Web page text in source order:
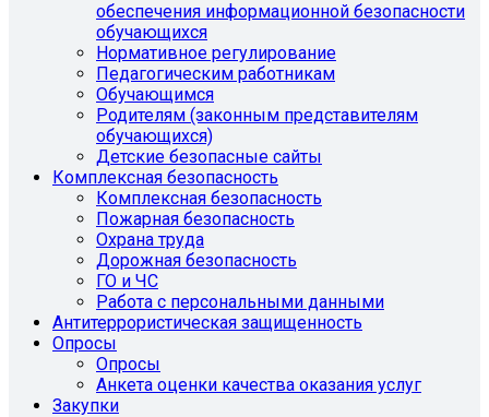
обеспечения информационной безопасности
обучающихся
Нормативное регулирование
Педагогическим работникам
Обучающимся
Родителям (законным представителям
обучающихся)
Детские безопасные сайты
Комплексная безопасность
Комплексная безопасность
Пожарная безопасность
Охрана труда
Дорожная безопасность
ГО и ЧС
Работа с персональными данными
Антитеррористическая защищенность
Опросы
Опросы
Анкета оценки качества оказания услуг
Закупки